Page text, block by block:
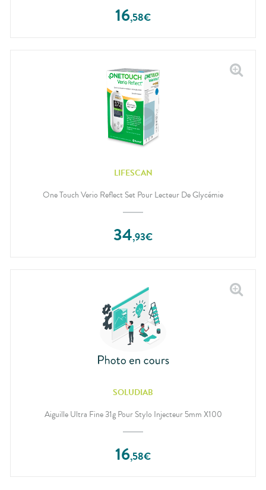
16,58€
LIFESCAN
One Touch Verio Reflect Set Pour Lecteur De Glycémie
34,93€
SOLUDIAB
Aiguille Ultra Fine 31g Pour Stylo Injecteur 5mm X100
16,58€